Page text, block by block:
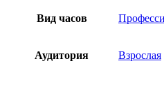
Вид часов
Аудитория Взрослая